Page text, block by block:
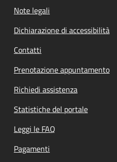
Note legali
Dichiarazione di accessibilità
Contatti
Prenotazione appuntamento
Richiedi assistenza
Statistiche del portale
Leggi le FAQ
Pagamenti